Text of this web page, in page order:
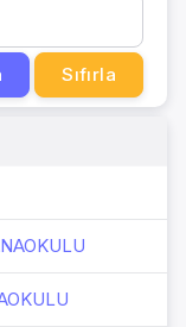
Sıfırla